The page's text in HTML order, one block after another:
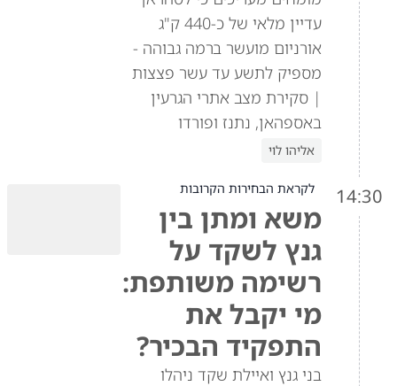
עדיין מלאי של כ-440 ק"ג
אורניום מועשר ברמה גבוהה -
מספיק לתשע עד עשר פצצות
| סקירת מצב אתרי הגרעין
באספהאן, נתנז ופורדו
אליהו לוי
14:30 לקראת הבחירות הקרובות
משא ומתן בין
גנץ לשקד על
רשימה משותפת:
מי יקבל את
התפקיד הבכיר?
בני גנץ ואיילת שקד ניהלו